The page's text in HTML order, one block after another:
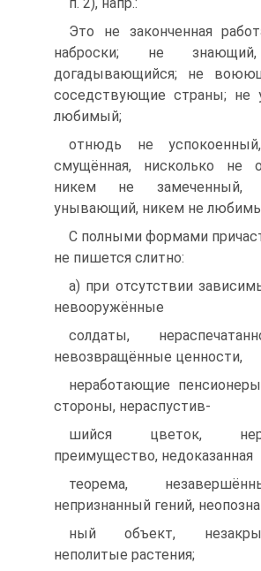
Это не законченная
наброски; не
догадывающийся; не
соседствующие страны;
любимый;
отнюдь не
смущённая, нисколько не
никем не замеченный,
унывающий, никем не
С полными формами
не пишется слитно:
а) при отсутствии
невооружённые
солдаты,
невозвращённые ценности,
неработающие
стороны, нераспустив-
шийся цветок,
преимущество, недоказанная
теорема,
непризнанный гений,
ный объект,
неполитые растения;